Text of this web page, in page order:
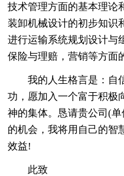
技术管理方面的基本理论
装卸机械设计的初步知识
进行运输系统规划设计与
保险与理赔，营销等方面
我的人生格言是：自
功，愿加入一个富于积极
神的集体。恳请贵公司(
的机会，我将用自己的智
效益!
此致